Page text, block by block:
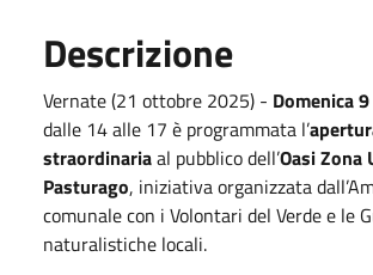
Descrizione
Vernate (21 ottobre 2025) - Domenica
dalle 14 alle 17 è programmata l’
straordinariaal pubblico dell’Oasi Zona
Pasturago, iniziativa organizzata
comunale con i Volontari del Verde e le
naturalistiche locali.